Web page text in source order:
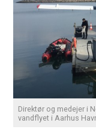
Direktør og medejer i
vandflyet i Aarhus